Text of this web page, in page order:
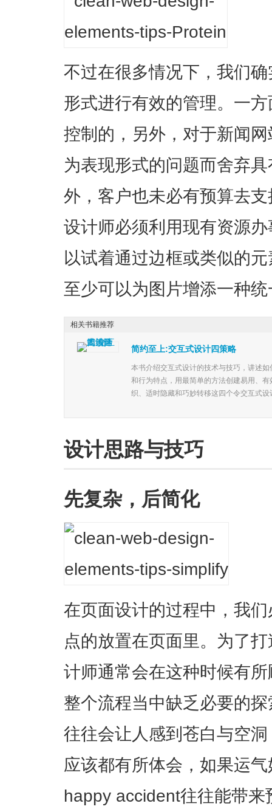
不过在很多情况下，我们
形式进行有效的管理。一
控制的，另外，对于新闻
为表现形式的问题而舍弃
外，客户也未必有预算去
设计师必须利用现有资源
以试着通过边框或类似的
至少可以为图片增添一种
简约至上:交互式设计四策略
本书介绍交互式设计的技术与技巧，讲述
和行为特点，用最简单的方法创建易用、
织、适时隐藏和巧妙转移这四个令交互式
相关书籍推荐
设计思路与技巧
先复杂，后简化
在页面设计的过程中，我
点的放置在页面里。为了
计师通常会在这种时候有
整个流程当中缺乏必要的
往往会让人感到苍白与空
应该都有所体会，如果运
happy accident往往能带